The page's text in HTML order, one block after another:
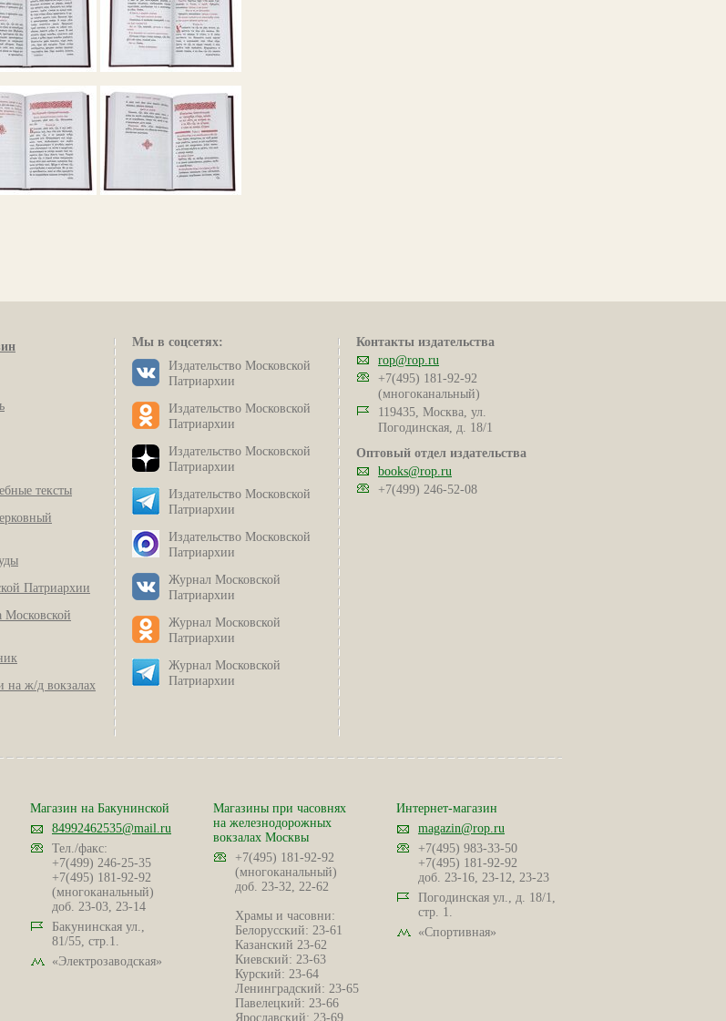
тексты
Патриархии
на ж/д вокзалах
Мы в соцсетях:
Издательство Московской
Патриархии
Издательство Московской
Патриархии
Издательство Московской
Патриархии
Издательство Московской
Патриархии
Издательство Московской
Патриархии
Журнал Московской
Патриархии
Журнал Московской
Патриархии
Журнал Московской
Патриархии
Контакты издательства
rop@rop.ru
+7(495) 181-92-92
(многоканальный)
119435, Москва, ул.
Погодинская, д. 18/1
Оптовый отдел издательства
books@rop.ru
+7(499) 246-52-08
Магазин на Бакунинской
84992462535@mail.ru
Тел./факс:
+7(499) 246-25-35
+7(495) 181-92-92
(многоканальный)
доб. 23-03, 23-14
Бакунинская ул.,
81/55, стр.1.
«Электрозаводская»
Магазины при часовнях
на железнодорожных
вокзалах Москвы
+7(495) 181-92-92
(многоканальный)
доб. 23-32, 22-62
Храмы и часовни:
Белорусский: 23-61
Казанский 23-62
Киевский: 23-63
Курский: 23-64
Ленинградский: 23-65
Павелецкий: 23-66
Ярославский: 23-69
Интернет-магазин
magazin@rop.ru
+7(495) 983-33-50
+7(495) 181-92-92
доб. 23-16, 23-12, 23-23
Погодинская ул., д. 18/1,
стр. 1.
«Спортивная»